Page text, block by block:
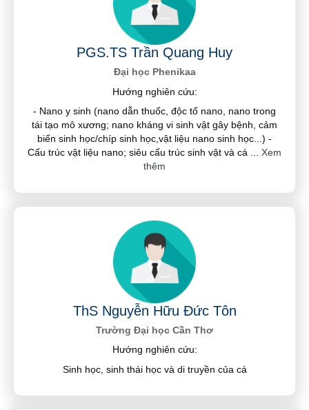
PGS.TS Trần Quang Huy
Đại học Phenikaa
Hướng nghiên cứu:
- Nano y sinh (nano dẫn thuốc, độc tố nano, nano trong
tái tạo mô xương; nano kháng vi sinh vật gây bệnh, cảm
biến sinh học/chíp sinh học,vật liệu nano sinh học...) -
Cấu trúc vật liệu nano; siêu cấu trúc sinh vật và cá
Xem
thêm
ThS Nguyễn Hữu Đức Tôn
Trường Đại học Cần Thơ
Hướng nghiên cứu:
Sinh học, sinh thái học và di truyền của cá